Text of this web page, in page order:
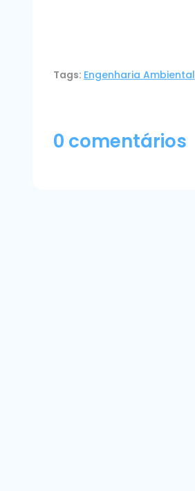
Tags: Engenharia Ambiental
0 comentários